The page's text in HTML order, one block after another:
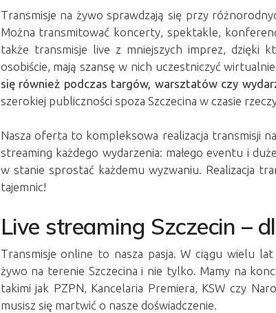
Transmisje na żywo sprawdzają się przy
Można transmitować koncerty, spektakle,
także transmisje live z mniejszych imprez, dzięki
osobiście, mają szansę w nich uczestniczyć
się również podczas targów, warsztatów czy
szerokiej publiczności spoza Szczecina w czasie
Nasza oferta to kompleksowa realizacja transmisji
streaming każdego wydarzenia: małego eventu i
w stanie sprostać każdemu wyzwaniu. Realizacja
tajemnic!
Live streaming Szczecin –
Transmisje online to nasza pasja. W ciągu wielu lat
żywo na terenie Szczecina i nie tylko. Mamy na
takimi jak PZPN, Kancelaria Premiera, KSW czy
musisz się martwić o nasze doświadczenie.